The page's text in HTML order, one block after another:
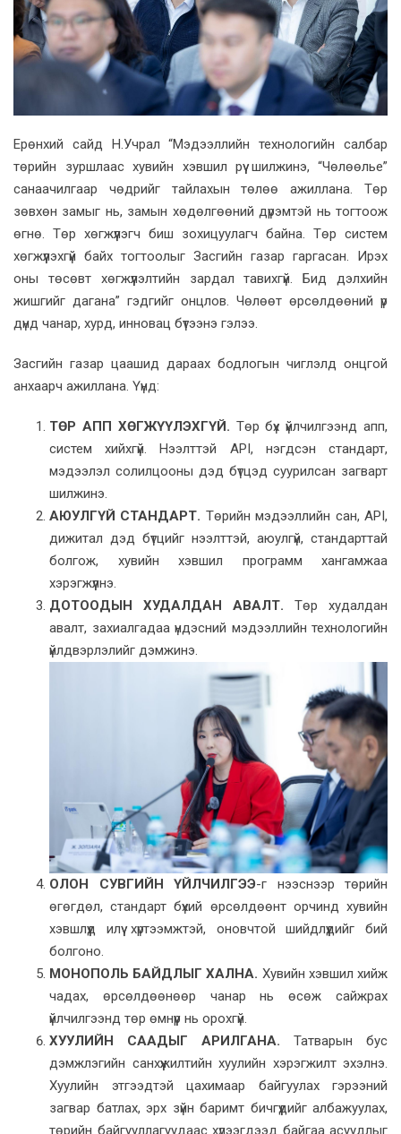
Ерөнхий сайд Н.Учрал “Мэдээллийн технологийн салбар
төрийн зуршлаас хувийн хэвшил рүү шилжинэ, “Чөлөөлье”
санаачилгаар чөдрийг тайлахын төлөө ажиллана. Төр
зөвхөн замыг нь, замын хөдөлгөөний дүрэмтэй нь тогтоож
өгнө. Төр хөгжүүлэгч биш зохицуулагч байна. Төр систем
хөгжүүлэхгүй байх тогтоолыг Засгийн газар гаргасан. Ирэх
оны төсөвт хөгжүүлэлтийн зардал тавихгүй. Бид дэлхийн
жишгийг дагана” гэдгийг онцлов. Чөлөөт өрсөлдөөний үр
дүнд чанар, хурд, инновац бүтээнэ гэлээ.
Засгийн газар цаашид дараах бодлогын чиглэлд онцгой
анхаарч ажиллана. Үүнд:
ТӨР АПП ХӨГЖҮҮЛЭХГҮЙ. Төр бүх үйлчилгээнд апп,
систем хийхгүй. Нээлттэй API, нэгдсэн стандарт,
мэдээлэл солилцооны дэд бүтцэд суурилсан загварт
шилжинэ.
АЮУЛГҮЙ СТАНДАРТ. Төрийн мэдээллийн сан, API,
дижитал дэд бүтцийг нээлттэй, аюулгүй, стандарттай
болгож, хувийн хэвшил программ хангамжаа
хэрэгжүүлнэ.
ДОТООДЫН ХУДАЛДАН АВАЛТ. Төр худалдан
авалт, захиалгадаа үндэсний мэдээллийн технологийн
үйлдвэрлэлийг дэмжинэ.
ОЛОН СУВГИЙН ҮЙЛЧИЛГЭЭ-г нээснээр төрийн
өгөгдөл, стандарт бүхий өрсөлдөөнт орчинд хувийн
хэвшлүүд илүү хүртээмжтэй, оновчтой шийдлүүдийг бий
болгоно.
МОНОПОЛЬ БАЙДЛЫГ ХАЛНА. Хувийн хэвшил хийж
чадах, өрсөлдөөнөөр чанар нь өсөж сайжрах
үйлчилгээнд төр өмнүүр нь орохгүй.
ХУУЛИЙН СААДЫГ АРИЛГАНА. Татварын бус
дэмжлэгийн санхүүжилтийн хуулийн хэрэгжилт эхэлнэ.
Хуулийн этгээдтэй цахимаар байгуулах гэрээний
загвар батлах, эрх зүйн баримт бичгүүдийг албажуулах,
төрийн байгууллагуудаас хүлээгдээд байгаа асуудлыг